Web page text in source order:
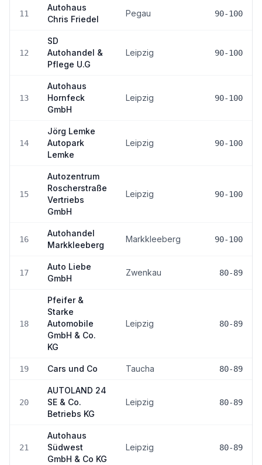
11
Autohaus
Chris Friedel
Pegau 90-100
12
SD
Autohandel &
Pflege U.G
Leipzig 90-100
13
Autohaus
Hornfeck
GmbH
Leipzig 90-100
14
Jörg Lemke
Autopark
Lemke
Leipzig 90-100
15
Autozentrum
Roscherstraße
Vertriebs
GmbH
Leipzig 90-100
16
Autohandel
Markkleeberg
Markkleeberg 90-100
17
Auto Liebe
GmbH
Zwenkau 80-89
18
Pfeifer &
Starke
Automobile
GmbH & Co.
KG
Leipzig 80-89
19 Cars und Co Taucha 80-89
20
AUTOLAND 24
SE & Co.
Betriebs KG
Leipzig 80-89
21
Autohaus
Südwest
GmbH & Co KG
Leipzig 80-89